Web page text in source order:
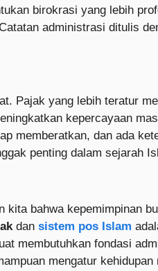
birokrasi yang lebih
administrasi ditulis
Pajak yang lebih teratur
kepercayaan
memberatkan, dan ada
penting dalam sejarah
bahwa kepemimpinan
dan sistem pos Islam
membutuhkan fondasi
mengatur